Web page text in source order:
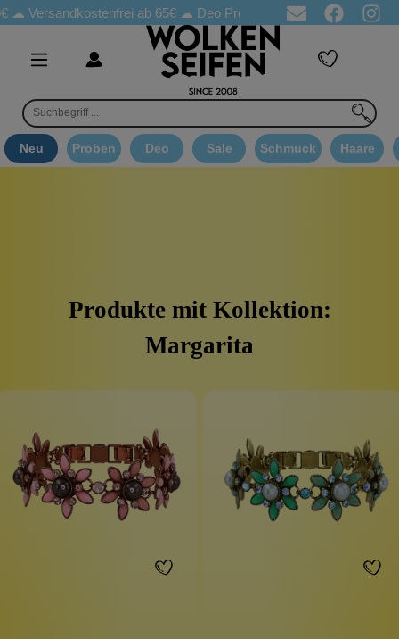
Versandkostenfrei ab 65€☁ Deo Proben in jeder Bestellung
Neu Proben Deo Sale Schmuck Haare
Produkte mit Kollektion:
Margarita